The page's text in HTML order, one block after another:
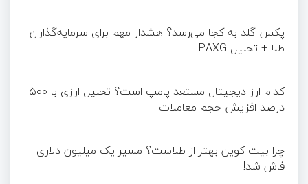
پکس گلد به کجا می‌رسد؟ هشدار مهم برای سرمایه‌گذاران
طلا + تحلیل PAXG
کدام ارز دیجیتال مستعد پامپ است؟ تحلیل ارزی با ۵۰۰
درصد افزایش حجم معاملات
چرا بیت کوین بهتر از طلاست؟ مسیر یک میلیون دلاری
فاش شد!